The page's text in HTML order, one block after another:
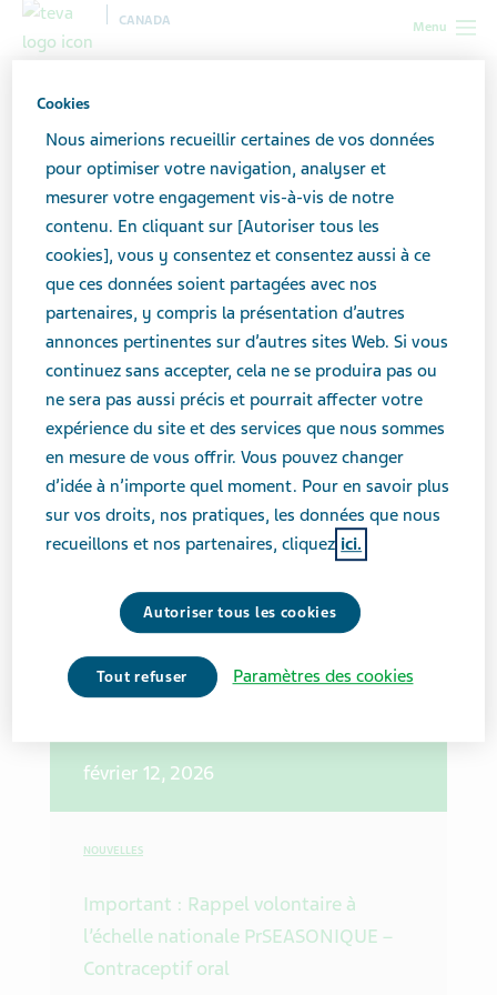
Menu
CANADA
Dernières nouvelles
Par année
juillet 08, 2026
Teva et Samsung Bioepis annoncent la
conclusion d’une entente de
commercialisation pour OPUVIZMD,
un biosimilaire d’Eylea® (aflibercept),
au Canada
février 12, 2026
NOUVELLES
Important : Rappel volontaire à
l’échelle nationale PrSEASONIQUE –
Contraceptif oral
Cookies
Nous aimerions recueillir certaines de vos données
pour optimiser votre navigation, analyser et
mesurer votre engagement vis-à-vis de notre
contenu. En cliquant sur [Autoriser tous les
cookies], vous y consentez et consentez aussi à ce
que ces données soient partagées avec nos
partenaires, y compris la présentation d’autres
annonces pertinentes sur d’autres sites Web. Si vous
continuez sans accepter, cela ne se produira pas ou
ne sera pas aussi précis et pourrait affecter votre
expérience du site et des services que nous sommes
en mesure de vous offrir. Vous pouvez changer
d’idée à n’importe quel moment. Pour en savoir plus
sur vos droits, nos pratiques, les données que nous
recueillons et nos partenaires, cliquez ici.
Autoriser tous les cookies
Tout refuser Paramètres des cookies